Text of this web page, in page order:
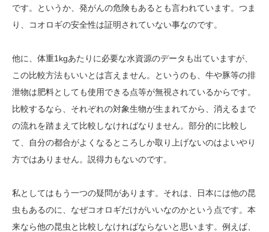
です。というか、発がんの危険もあるとも言われています。つま
り、コオロギの安全性は証明されていない事なのです。
他に、体重1kgあたりに必要な水資源のデータも出ていますが、
この比較方法もいいとは言えません。というのも、牛や豚等の排
泄物は肥料としても使用できる点等が無視されているからです。
比較するなら、それぞれの対象生物が生まれてから、消えるまで
の流れを踏まえて比較しなければなりません。部分的に比較し
て、自分の都合がよくなるところしか取り上げないのはよいやり
方ではありません。説得力もないのです。
私としてはもう一つの疑問があります。それは、日本には他の昆
虫もあるのに、なぜコオロギだけがいいなのかという点です。本
来なら他の昆虫と比較しなければならないと思います。例えば、